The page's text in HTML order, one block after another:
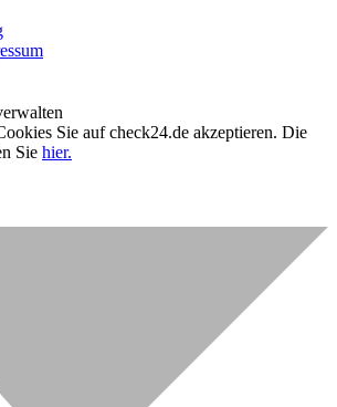
Sie auf check24.de akzeptieren. Die
Sie hier.